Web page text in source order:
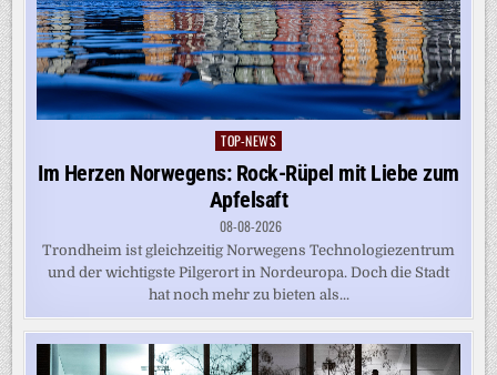
Posted
TOP-NEWS
Im Herzen Norwegens: Rock-Rüpel mit Liebe zum
Apfelsaft
08-08-2026
Trondheim ist gleichzeitig Norwegens Technologiezentrum
und der wichtigste Pilgerort in Nordeuropa. Doch die Stadt
hat noch mehr zu bieten als...